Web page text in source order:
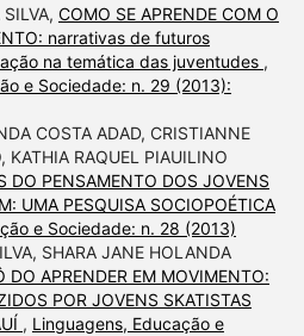
COMO SE APRENDE COM O
narrativas de futuros
na temática das juventudes ,
e Sociedade: n. 29 (2013):
COSTA ADAD, CRISTIANNE
KATHIA RAQUEL PIAUILINO
DO PENSAMENTO DOS JOVENS
UMA PESQUISA SOCIOPOÉTICA
e Sociedade: n. 28 (2013)
SHARA JANE HOLANDA
DO APRENDER EM MOVIMENTO:
POR JOVENS SKATISTAS
, Linguagens, Educação e